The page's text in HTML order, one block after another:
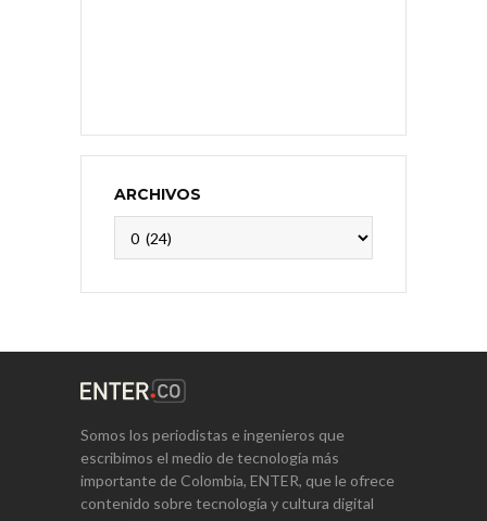
ARCHIVOS
Somos los periodistas e ingenieros que
escribimos el medio de tecnología más
importante de Colombia, ENTER, que le ofrece
contenido sobre tecnología y cultura digital